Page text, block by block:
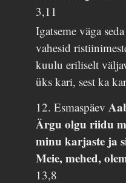
3,11
Igatseme väga
vahesid
kuulu eriliselt
üks kari, sest ka
12. Esmaspäev
Ärgu olgu riidu
minu karjaste ja
Meie, mehed,
13,8